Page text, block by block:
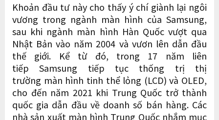
Khoản đầu tư này cho thấy ý chí giành lại ngôi
vương trong ngành màn hình của Samsung,
sau khi ngành màn hình Hàn Quốc vượt qua
Nhật Bản vào năm 2004 và vươn lên dẫn đầu
thế giới. Kể từ đó, trong 17 năm liên
tiếp Samsung tiếp tục thống trị thị
trường màn hình tinh thể lỏng (LCD) và OLED,
cho đến năm 2021 khi Trung Quốc trở thành
quốc gia dẫn đầu về doanh số bán hàng. Các
nhà sản xuất màn hình Trung Quốc nhắm mục